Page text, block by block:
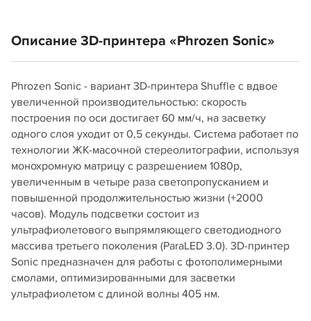
Описание 3D-принтера «Phrozen Sonic»
Phrozen Sonic - вариант 3D-принтера Shuffle с вдвое
увеличенной производительностью: скорость
построения по оси достигает 60 мм/ч, на засветку
одного слоя уходит от 0,5 секунды. Система работает по
технологии ЖК-масочной стереолитографии, используя
монохромную матрицу с разрешением 1080p,
увеличенным в четыре раза светопропусканием и
повышенной продолжительностью жизни (+2000
часов). Модуль подсветки состоит из
ультрафиолетового выпрямляющего светодиодного
массива третьего поколения (ParaLED 3.0). 3D-принтер
Sonic предназначен для работы с фотополимерными
смолами, оптимизированными для засветки
ультрафиолетом с длиной волны 405 нм.